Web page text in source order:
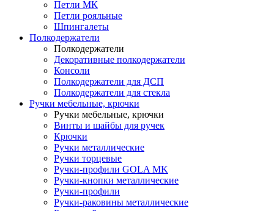
Петли МК
Петли рояльные
Шпингалеты
Полкодержатели
Полкодержатели
Декоративные полкодержатели
Консоли
Полкодержатели для ДСП
Полкодержатели для стекла
Ручки мебельные, крючки
Ручки мебельные, крючки
Винты и шайбы для ручек
Крючки
Ручки металлические
Ручки торцевые
Ручки-профили GOLA MK
Ручки-кнопки металлические
Ручки-профили
Ручки-раковины металлические